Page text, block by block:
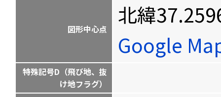
図形中心点
北緯
Google
特殊記号D（飛び地、抜
け地フラグ）